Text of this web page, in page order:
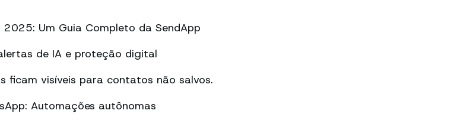
Um Guia Completo da SendApp
de IA e proteção digital
ficam visíveis para contatos não salvos.
Automações autônomas